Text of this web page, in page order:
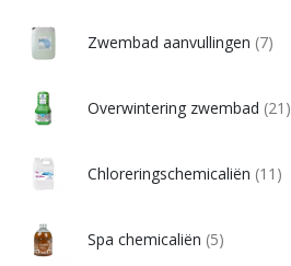
Zwembad aanvullingen (7)
Overwintering zwembad (21)
Chloreringschemicaliën (11)
Spa chemicaliën (5)